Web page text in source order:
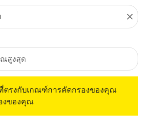
close
ตรงกับเกณฑ์การคัดกรองของคุณ
งของคุณ